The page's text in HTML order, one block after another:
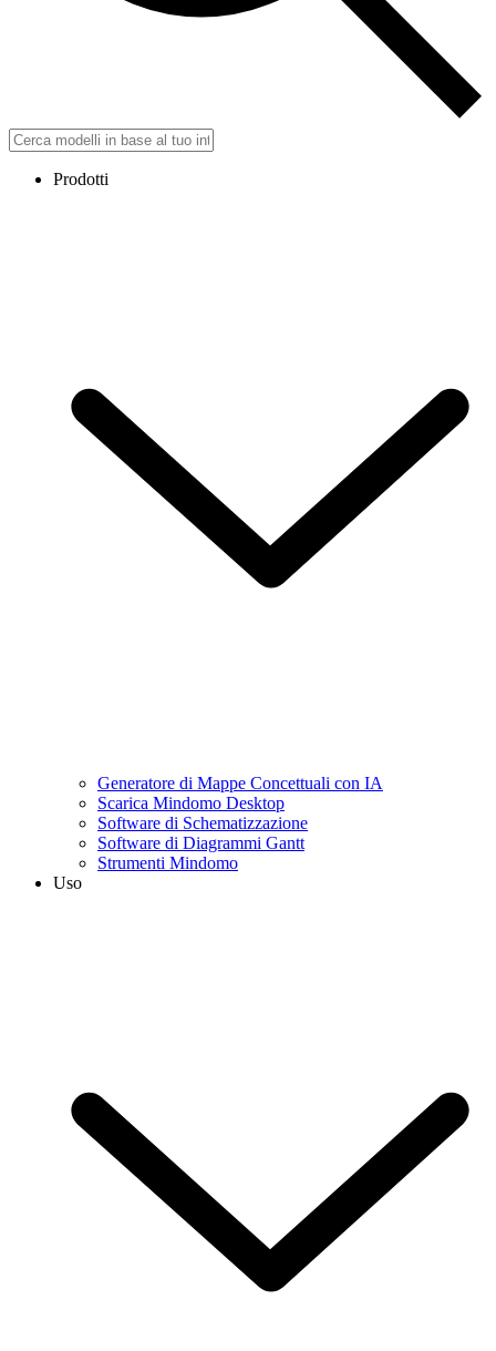
Prodotti
Generatore di Mappe Concettuali con IA
Scarica Mindomo Desktop
Software di Schematizzazione
Software di Diagrammi Gantt
Strumenti Mindomo
Uso